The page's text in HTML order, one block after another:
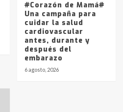
#Corazón de Mamá#
Una campaña para
cuidar la salud
cardiovascular
antes, durante y
después del
embarazo
6 agosto, 2026